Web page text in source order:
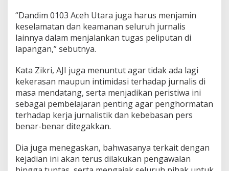
“Dandim 0103 Aceh Utara juga harus menjamin
keselamatan dan keamanan seluruh jurnalis
lainnya dalam menjalankan tugas peliputan di
lapangan,” sebutnya.
Kata Zikri, AJI juga menuntut agar tidak ada lagi
kekerasan maupun intimidasi terhadap jurnalis di
masa mendatang, serta menjadikan peristiwa ini
sebagai pembelajaran penting agar penghormatan
terhadap kerja jurnalistik dan kebebasan pers
benar-benar ditegakkan.
Dia juga menegaskan, bahwasanya terkait dengan
kejadian ini akan terus dilakukan pengawalan